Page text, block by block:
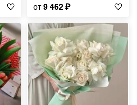
от9 462₽